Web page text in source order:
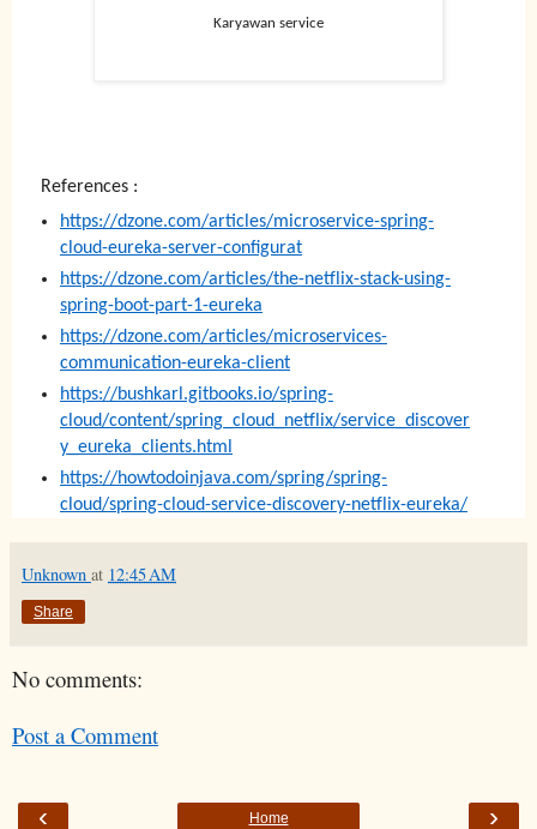
Karyawan service
References :
https://dzone.com/articles/microservice-spring-
cloud-eureka-server-configurat
https://dzone.com/articles/the-netflix-stack-using-
spring-boot-part-1-eureka
https://dzone.com/articles/microservices-
communication-eureka-client
https://bushkarl.gitbooks.io/spring-
cloud/content/spring_cloud_netflix/service_discover
y_eureka_clients.html
https://howtodoinjava.com/spring/spring-
cloud/spring-cloud-service-discovery-netflix-eureka/
Unknown at 12:45 AM
Share
No comments:
Post a Comment
‹ ›
Home